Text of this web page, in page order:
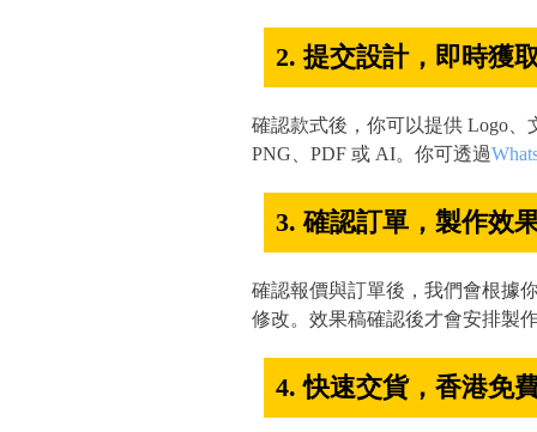
2. 提交設計，即時獲
確認款式後，你可以提供 Logo
PNG、PDF 或 AI。你可透過
3. 確認訂單，製作效
確認報價與訂單後，我們會根據
修改。效果稿確認後才會安排製
4. 快速交貨，香港免